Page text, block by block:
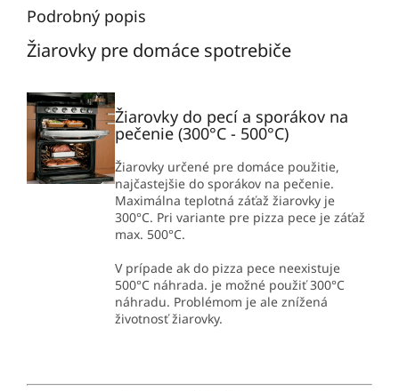
Podrobný popis
Žiarovky pre domáce spotrebiče
Žiarovky do pecí a sporákov na
pečenie (300°C - 500°C)
Žiarovky určené pre domáce použitie,
najčastejšie do sporákov na pečenie.
Maximálna teplotná záťaž žiarovky je
300°C. Pri variante pre pizza pece je záťaž
max. 500°C.
V prípade ak do pizza pece neexistuje
500°C náhrada. je možné použiť 300°C
náhradu. Problémom je ale znížená
životnosť žiarovky.